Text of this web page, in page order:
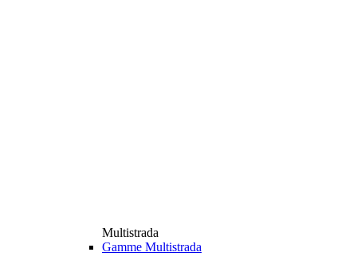
Multistrada
Gamme Multistrada